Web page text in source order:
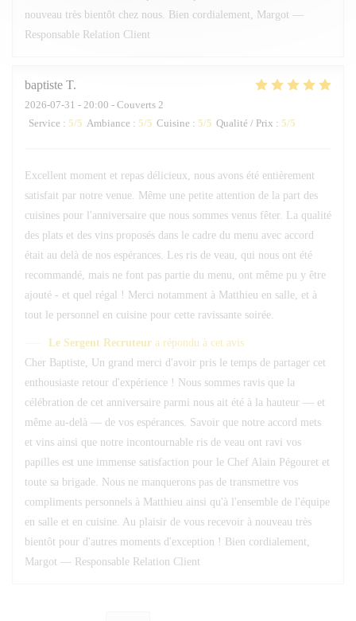
nouveau très bientôt chez nous. Bien cordialement, Margot —
Responsable Relation Client
baptiste T
2026-07-31 - 20:00 - Couverts 2
Service : 5/5 Ambiance : 5/5 Cuisine : 5/5 Qualité / Prix : 5/5
Excellent moment et repas délicieux, nous avons été entièrement
satisfait par notre venue. Même une petite attention de la part des
cuisines pour l'anniversaire que nous sommes venus fêter. La qualité
des plats et des vins proposés dans le cadre du menu avec accord
était au delà de nos espérances. Les ris de veau, qui nous ont été
recommandé, mais ne font pas partie du menu, ont même pu y être
ajouté - et quel régal ! Merci notamment à Matthieu en salle, et à
tout le personnel en cuisine pour cette ravissante soirée.
Le Sergent Recruteur a répondu à cet avis
Cher Baptiste, Un grand merci d'avoir pris le temps de partager cet
enthousiaste retour d'expérience ! Nous sommes ravis que la
célébration de cet anniversaire parmi nous ait été à la hauteur — et
même au-delà — de vos espérances. Savoir que notre accord mets
et vins ainsi que notre incontournable ris de veau ont ravi vos
papilles est une immense satisfaction pour le Chef Alain Pégouret et
toute sa brigade. Nous ne manquerons pas de transmettre vos
compliments personnels à Matthieu ainsi qu'à l'ensemble de l'équipe
en salle et en cuisine. Au plaisir de vous recevoir à nouveau très
bientôt pour d'autres moments d'exception ! Bien cordialement,
Margot — Responsable Relation Client